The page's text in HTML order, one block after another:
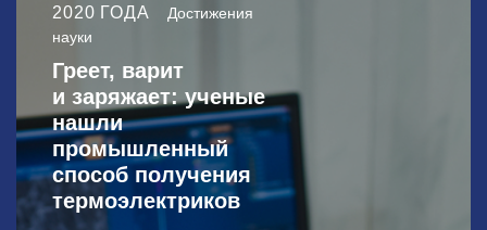
2020 ГОДА
Достижения
науки
Греет, варит
и заряжает: ученые
нашли
промышленный
способ получения
термоэлектриков